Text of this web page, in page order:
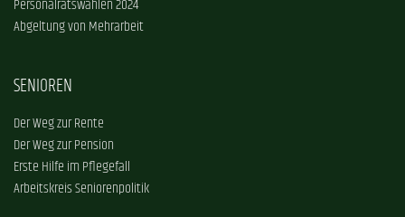
Personalratswahlen 2024
Abgeltung von Mehrarbeit
SENIOREN
Der Weg zur Rente
Der Weg zur Pension
Erste Hilfe im Pflegefall
Arbeitskreis Seniorenpolitik